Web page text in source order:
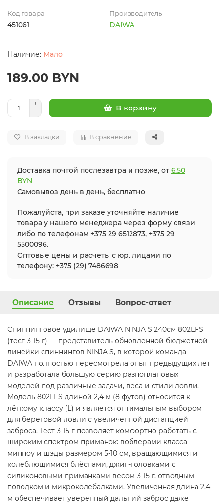
Код товара
451061
Производитель
DAIWA
Мало
189.00 BYN
В корзину
В закладки В сравнение
Доставка почтой послезавтра и позже, от 6.50
BYN
Самовывоз день в день, бесплатно
Пожалуйста, при заказе уточняйте наличие
товара у нашего менеджера через форму связи
либо по телефонам +375 29 6512873, +375 29
5500096.
Оптовые цены и расчеты с юр. лицами по
телефону: +375 (29) 7486698
Описание Отзывы Вопрос-ответ
Спиннинговое удилище DAIWA NINJA S 240см 802LFS
(тест 3-15 г) — представитель обновлённой бюджетной
линейки спиннингов NINJA S, в которой команда
DAIWA полностью пересмотрела опыт предыдущих лет
и разработала большую серию разноплановых
моделей под различные задачи, веса и стили ловли.
Модель 802LFS длиной 2,4 м (8 футов) относится к
лёгкому классу (L) и является оптимальным выбором
для береговой ловли с увеличенной дистанцией
заброса. Тест 3-15 г позволяет комфортно работать с
широким спектром приманок: воблерами класса
минноу и шэды размером 5-10 см, вращающимися и
колеблющимися блёснами, джиг-головками с
силиконовыми приманками весом 3-15 г, отводным
поводком и микроколебалками. Увеличенная длина 2,4
м обеспечивает уверенный дальний заброс даже